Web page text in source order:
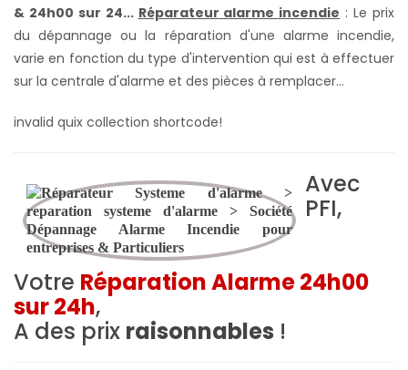
& 24h00 sur 24... Réparateur alarme incendie : Le prix
du dépannage ou la réparation d'une alarme incendie,
varie en fonction du type d'intervention qui est à effectuer
sur la centrale d'alarme et des pièces à remplacer...
invalid quix collection shortcode!
Avec
PFI,
Votre Réparation Alarme 24h00
sur 24h,
A des prix raisonnables !